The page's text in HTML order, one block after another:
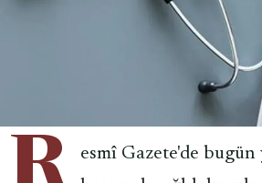
esmî Gazete'de